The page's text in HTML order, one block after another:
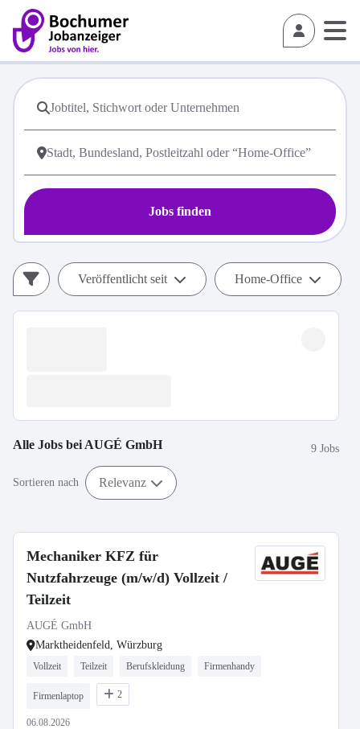
Jobs finden
Veröffentlicht seit Home-Office
Alle Jobs bei AUGÉ GmbH 9 Jobs
Sortieren nach Relevanz
Mechaniker KFZ für
Nutzfahrzeuge (m/w/d) Vollzeit /
Teilzeit
AUGÉ GmbH
Marktheidenfeld, Würzburg
Vollzeit Teilzeit Berufskleidung Firmenhandy
Firmenlaptop 2
06.08.2026